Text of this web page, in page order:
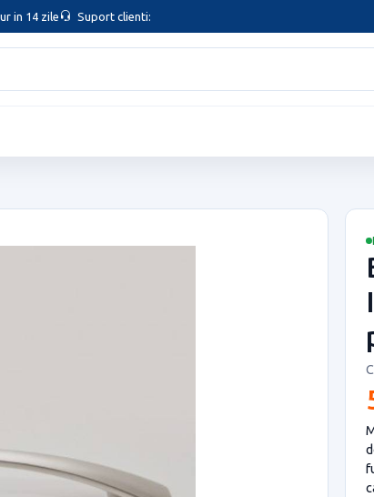
in 14 zile Suport clienti: